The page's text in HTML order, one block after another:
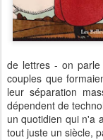
de lettres - on
couples que
leur séparation
dépendent de
un quotidien qui n'a
tout juste un siècle,